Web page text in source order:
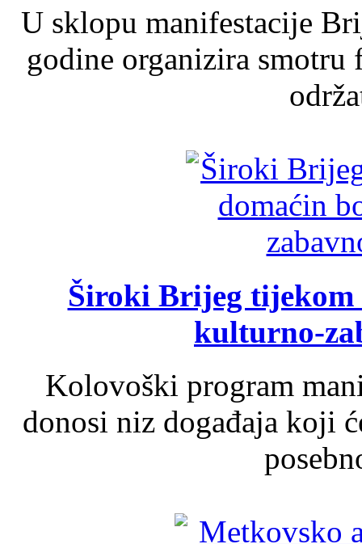
U sklopu manifestacije
godine organizira
Široki Brijeg tijekom
kulturno-
Kolovoški program
donosi niz događaja koji